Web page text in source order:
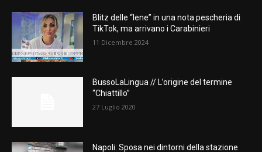
Blitz delle “Iene” in una nota pescheria di
TikTok, ma arrivano i Carabinieri
11 Dicembre 2024
BussoLaLingua // L’origine del termine
“Chiattillo”
27 Luglio 2020
Napoli: Sposa nei dintorni della stazione